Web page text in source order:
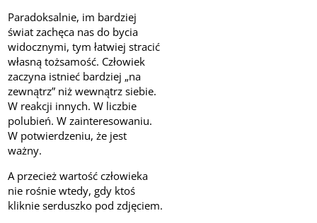
Paradoksalnie, im bardziej
świat zachęca nas do bycia
widocznymi, tym łatwiej stracić
własną tożsamość. Człowiek
zaczyna istnieć bardziej „na
zewnątrz” niż wewnątrz siebie.
W reakcji innych. W liczbie
polubień. W zainteresowaniu.
W potwierdzeniu, że jest
ważny.
A przecież wartość człowieka
nie rośnie wtedy, gdy ktoś
kliknie serduszko pod zdjęciem.